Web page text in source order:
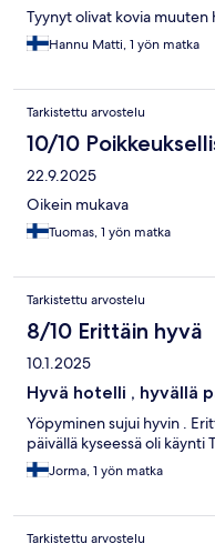
Tyynyt olivat kovia muuten
Hannu Matti, 1 yön matka
Tarkistettu arvostelu
10/10
22.9.2025
Oikein mukava
Tuomas, 1 yön matka
Tarkistettu arvostelu
8/10 Erittäin hyvä
10.1.2025
Hyvä hotelli , hyvällä
Yöpyminen sujui hyvin .
päivällä kyseessä oli käynti
Jorma, 1 yön matka
Tarkistettu arvostelu